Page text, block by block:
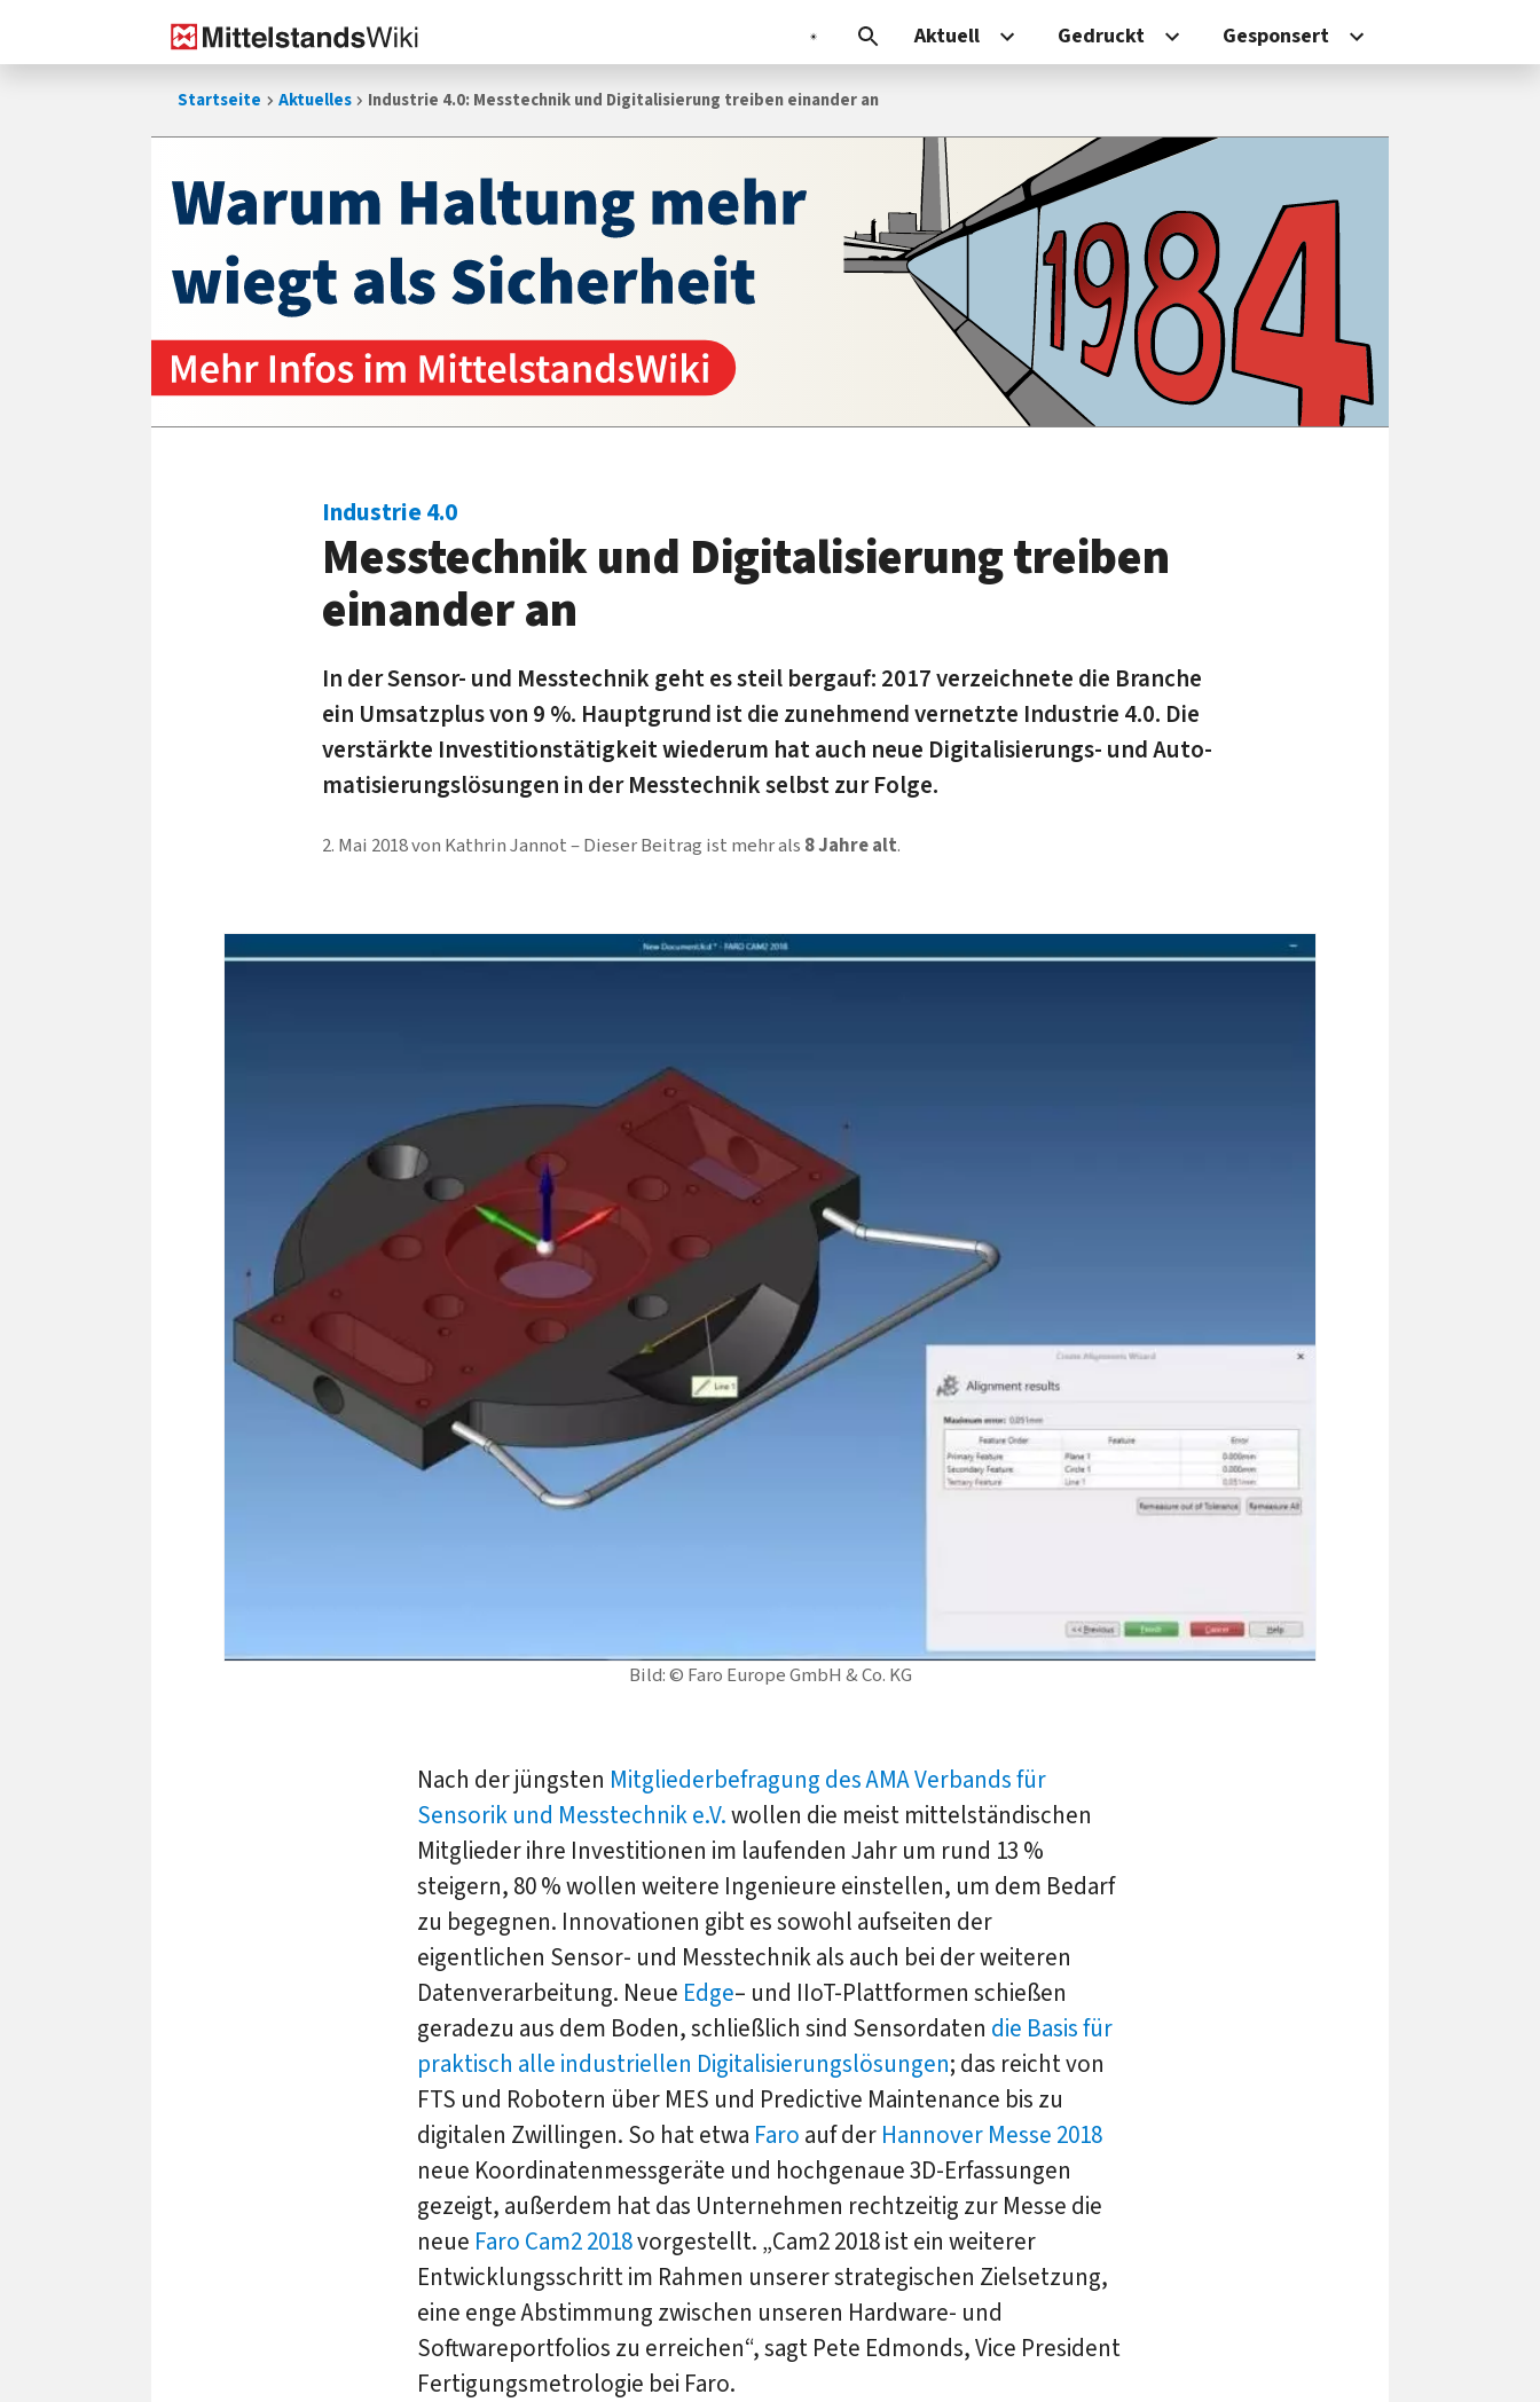
Aktuell Gedruckt Gesponsert
Startseite Aktuelles Industrie 4.0: Mess­tech­nik und Di­gi­ta­li­sie­rung trei­ben einander an
Bild: © Faro Europe GmbH & Co. KG
Industrie 4.0
Mess­tech­nik und Di­gi­ta­li­sie­rung trei­ben
einander an
In der Sensor- und Mess­technik geht es steil bergauf: 2017 ver­zeich­nete die Branche
ein Um­satz­plus von 9 %. Haupt­grund ist die zu­neh­mend ver­netz­te In­dustrie 4.0. Die
ver­stärkte In­vesti­tions­tätig­keit wie­derum hat auch neue Digi­tali­sie­rungs- und Auto­
ma­ti­sierungs­lösungen in der Mess­technik selbst zur Folge.
2. Mai 2018von Kathrin Jannot Dieser Beitrag ist mehr als 8 Jahre alt.
Nach der jüngsten Mitgliederbefragung des AMA Verbands für
Sensorik und Messtechnik e.V.wollen die meist mittelständischen
Mitglieder ihre Investitionen im laufenden Jahr um rund 13 %
steigern, 80 % wollen weitere Ingenieure einstellen, um dem Bedarf
zu begegnen. Innovationen gibt es sowohl aufseiten der
eigentlichen Sensor- und Messtechnik als auch bei der weiteren
Datenverarbeitung. Neue Edge– und IIoT-Plattformen schießen
geradezu aus dem Boden, schließlich sind Sensordaten die Basis für
praktisch alle industriellen Digitalisierungslösungen; das reicht von
FTS und Robotern über MES und Predictive Maintenance bis zu
digitalen Zwillingen. So hat etwa Faro auf der Hannover Messe 2018
neue Koordinatenmessgeräte und hochgenaue 3D-Erfassungen
gezeigt, außerdem hat das Unternehmen rechtzeitig zur Messe die
neue Faro Cam2 2018vorgestellt. „Cam2 2018 ist ein weiterer
Entwicklungsschritt im Rahmen unserer strategischen Zielsetzung,
eine enge Abstimmung zwischen unseren Hardware- und
Softwareportfolios zu erreichen“, sagt Pete Edmonds, Vice President
Fertigungsmetrologie bei Faro.